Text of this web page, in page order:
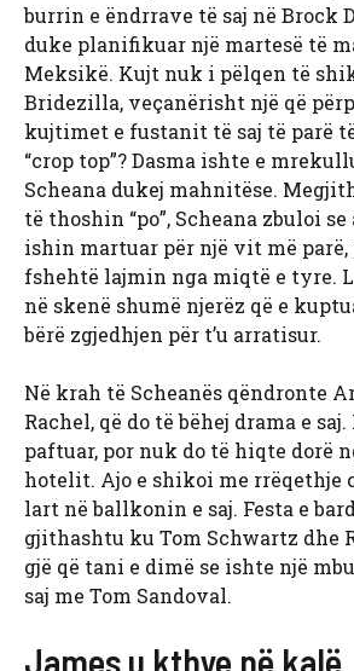
burrin e ëndrrave të saj në Brock
duke planifikuar një martesë të
Meksikë. Kujt nuk i pëlqen të
Bridezilla, veçanërisht një që
kujtimet e fustanit të saj të parë
“crop top”? Dasma ishte e
Scheana dukej mahnitëse.
të thoshin “po”, Scheana zbuloi
ishin martuar për një vit më parë,
fshehtë lajmin nga miqtë e tyre.
në skenë shumë njerëz që e
bërë zgjedhjen për t’u arratisur.
Në krah të Scheanës qëndronte
Rachel, që do të bëhej drama e
paftuar, por nuk do të hiqte dorë
hotelit. Ajo e shikoi me rrëqethje
lart në ballkonin e saj. Festa e
gjithashtu ku Tom Schwartz dhe
gjë që tani e dimë se ishte një
saj me Tom Sandoval.
James u kthye në kalë